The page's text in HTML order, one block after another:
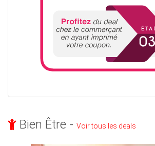
Bien Être - Voir tous les deals